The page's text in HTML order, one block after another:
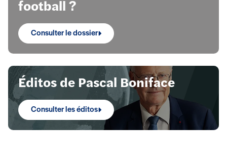
football ?
Consulter le dossier
Éditos de Pascal Boniface
Consulter les éditos